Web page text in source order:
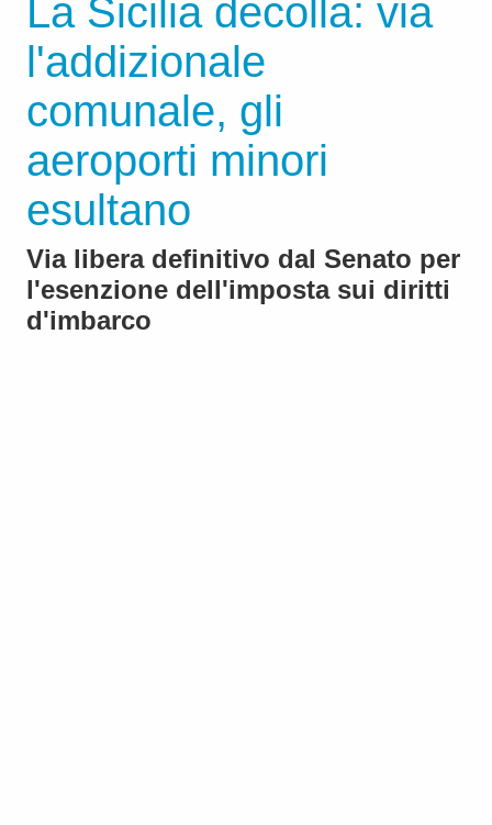
La Sicilia decolla: via
l'addizionale
comunale, gli
aeroporti minori
esultano
Via libera definitivo dal Senato per
l'esenzione dell'imposta sui diritti
d'imbarco